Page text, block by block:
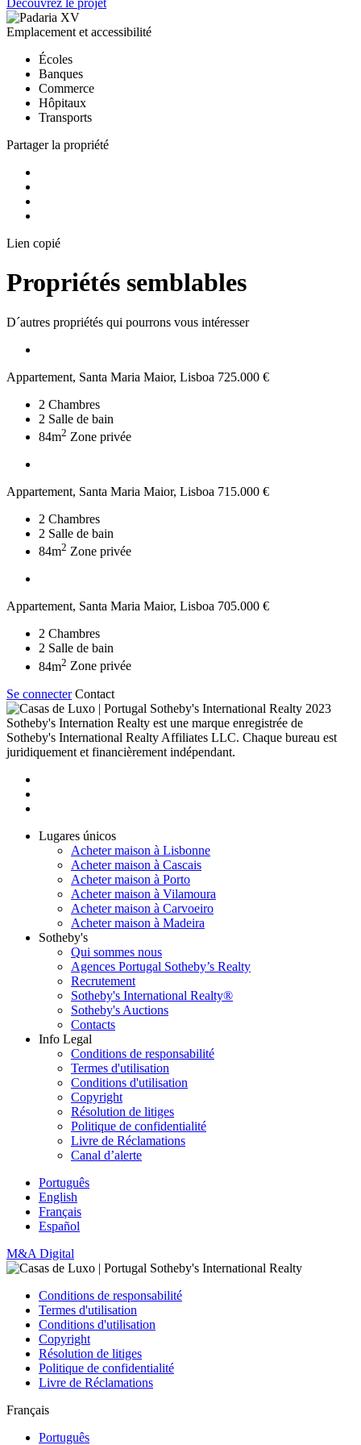
Emplacement et accessibilité
Écoles
Banques
Commerce
Hôpitaux
Transports
Partager la propriété
Lien copié
Propriétés semblables
D´autres propriétés qui pourrons vous intéresser
Appartement, Santa Maria Maior, Lisboa 725.000 €
2 Chambres
2 Salle de bain
84m2 Zone privée
Appartement, Santa Maria Maior, Lisboa 715.000 €
2 Chambres
2 Salle de bain
84m2 Zone privée
Appartement, Santa Maria Maior, Lisboa 705.000 €
2 Chambres
2 Salle de bain
84m2 Zone privée
Se connecter Contact
2023
Sotheby's Internation Realty est une marque enregistrée de
Sotheby's International Realty Affiliates LLC. Chaque bureau est
juridiquement et financièrement indépendant.
Lugares únicos
Acheter maison à Lisbonne
Acheter maison à Cascais
Acheter maison à Porto
Acheter maison à Vilamoura
Acheter maison à Carvoeiro
Acheter maison à Madeira
Sotheby's
Qui sommes nous
Agences Portugal Sotheby’s Realty
Recrutement
Sotheby's International Realty®
Sotheby's Auctions
Contacts
Info Legal
Conditions de responsabilité
Termes d'utilisation
Conditions d'utilisation
Copyright
Résolution de litiges
Politique de confidentialité
Livre de Réclamations
Canal d’alerte
Português
English
Français
Español
M&A Digital
Conditions de responsabilité
Termes d'utilisation
Conditions d'utilisation
Copyright
Résolution de litiges
Politique de confidentialité
Livre de Réclamations
Français
Português